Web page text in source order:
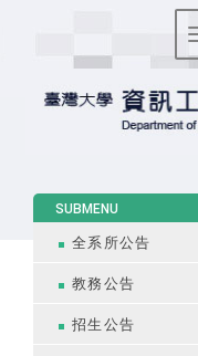
SUBMENU
全系所公告
教務公告
招生公告